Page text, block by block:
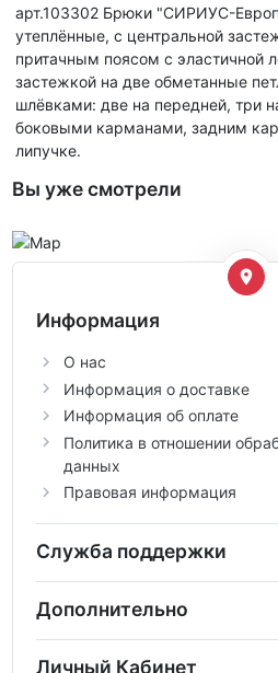
арт.103302 Брюки "СИРИУС-
утеплённые, с центральной
притачным поясом с эластичной
застежкой на две обметанные
шлёвками: две на передней, три
боковыми карманами, задним
липучке.
Вы уже смотрели
Информация
О нас
Информация о доставке
Информация об оплате
Политика в отношении
данных
Правовая информация
Служба поддержки
Дополнительно
Личный Кабинет